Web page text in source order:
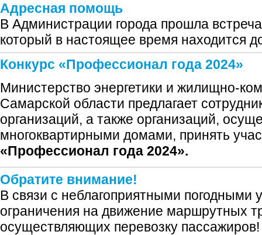
Адресная помощь
В Администрации города прошла
который в настоящее время находится
Конкурс «Профессионал года 2024»
Министерство энергетики и жилищно-
Самарской области предлагает
организаций, а также организаций,
многоквартирными домами, принять
«Профессионал года 2024».
Обратите внимание!
В связи с неблагоприятными погодными
ограничения на движение маршрутных
осуществляющих перевозку пассажиров!